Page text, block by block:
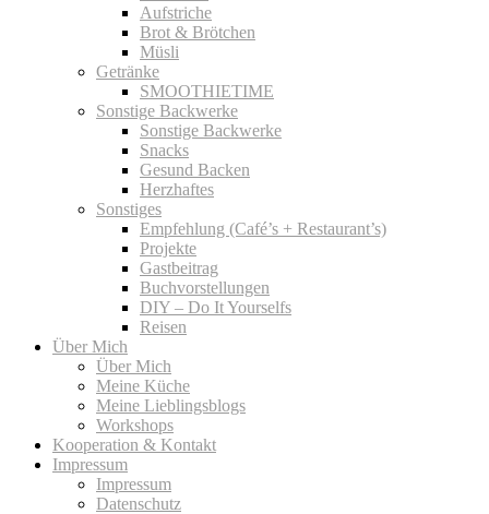
Aufstriche
Brot & Brötchen
Müsli
Getränke
SMOOTHIETIME
Sonstige Backwerke
Sonstige Backwerke
Snacks
Gesund Backen
Herzhaftes
Sonstiges
Empfehlung (Café’s + Restaurant’s)
Projekte
Gastbeitrag
Buchvorstellungen
DIY – Do It Yourselfs
Reisen
Über Mich
Über Mich
Meine Küche
Meine Lieblingsblogs
Workshops
Kooperation & Kontakt
Impressum
Impressum
Datenschutz